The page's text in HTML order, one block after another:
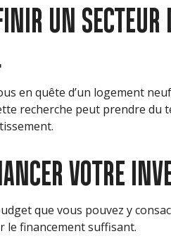
UN SECTEUR
en quête d’un logement
recherche peut prendre du
VOTRE
que vous pouvez y
le financement suffisant.